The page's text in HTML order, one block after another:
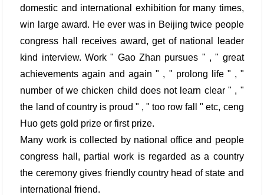
domestic and international exhibition for many times,
win large award. He ever was in Beijing twice people
congress hall receives award, get of national leader
kind interview. Work " Gao Zhan pursues " , " great
achievements again and again " , " prolong life " , "
number of we chicken child does not learn clear " , "
the land of country is proud " , " too row fall " etc, ceng
Huo gets gold prize or first prize.
Many work is collected by national office and people
congress hall, partial work is regarded as a country
the ceremony gives friendly country head of state and
international friend.